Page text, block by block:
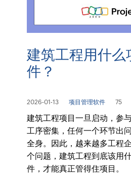
建筑工程用什么
件？
2026-01-13 项目管理软件 75
建筑工程项目一旦启动，参
工序密集，任何一个环节出
全身。因此，越来越多工程
个问题，建筑工程到底该用
件，才能真正管得住项目。